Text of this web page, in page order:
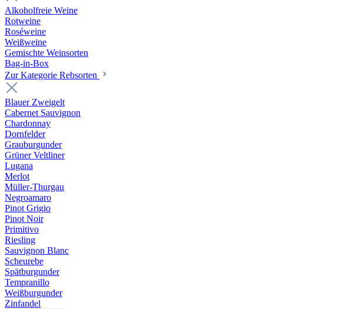
Alkoholfreie Weine
Rotweine
Roséweine
Weißweine
Gemischte Weinsorten
Bag-in-Box
Zur Kategorie Rebsorten
Blauer Zweigelt
Cabernet Sauvignon
Chardonnay
Dornfelder
Grauburgunder
Grüner Veltliner
Lugana
Merlot
Müller-Thurgau
Negroamaro
Pinot Grigio
Pinot Noir
Primitivo
Riesling
Sauvignon Blanc
Scheurebe
Spätburgunder
Tempranillo
Weißburgunder
Zinfandel